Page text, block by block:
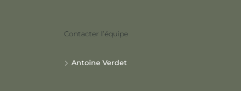
Contacter l’équipe
Antoine Verdet